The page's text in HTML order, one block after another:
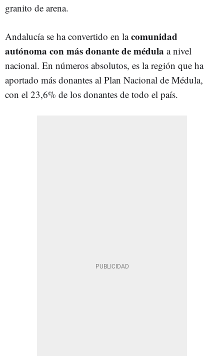
granito de arena.
Andalucía se ha convertido en lacomunidad
autónoma con más donante de médula a nivel
nacional. En números absolutos, es la región que ha
aportado más donantes al Plan Nacional de Médula,
con el 23,6% de los donantes de todo el país.